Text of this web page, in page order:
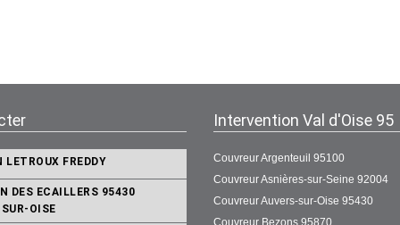
LETROUX FREDDY
DES ECAILLERS 95430
OISE
Intervention Val d'Oise 95
Couvreur Argenteuil 95100
Couvreur Asnières-sur-Seine 92004
Couvreur Auvers-sur-Oise 95430
Couvreur Bezons 95870